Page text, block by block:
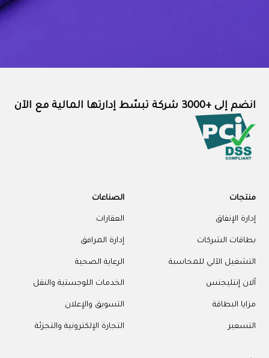
انضم إلى +3000 شركة تبسّط إدارتها المالية مع الآن
منتجات
إدارة الإنفاق
بطاقات الشركات
التشغيل الآلي للمحاسبة
آلان إنتليجنس
مزايا البطاقة
التسعير
الصناعات
العقارات
إدارة المرافق
الرعاية الصحية
الخدمات اللوجستية والنقل
التسويق والإعلان
التجارة الإلكترونية والتجزئة